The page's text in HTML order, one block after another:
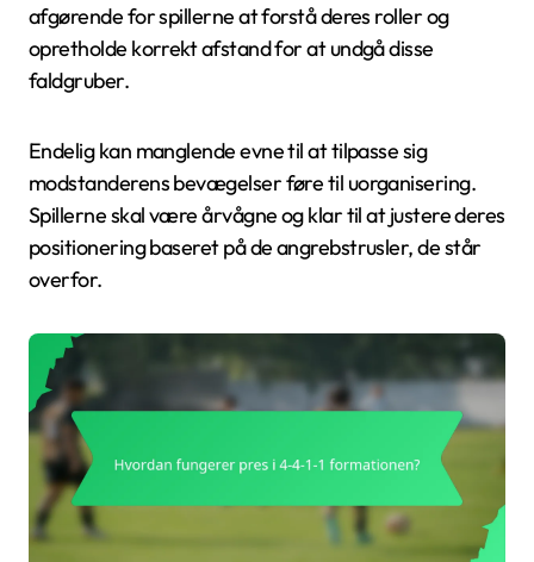
afgørende for spillerne at forstå deres roller og
opretholde korrekt afstand for at undgå disse
faldgruber.
Endelig kan manglende evne til at tilpasse sig
modstanderens bevægelser føre til uorganisering.
Spillerne skal være årvågne og klar til at justere deres
positionering baseret på de angrebstrusler, de står
overfor.